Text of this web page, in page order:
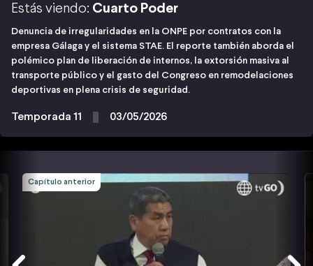
Estás viendo: Cuarto Poder
Denuncia de irregularidades en la ONPE por contratos con la
empresa Gálaga y el sistema STAE. El reporte también aborda el
polémico plan de liberación de internos, la extorsión masiva al
transporte público y el gasto del Congreso en remodelaciones
deportivas en plena crisis de seguridad.
Temporada 11 03/05/2026
Capítulo anterior